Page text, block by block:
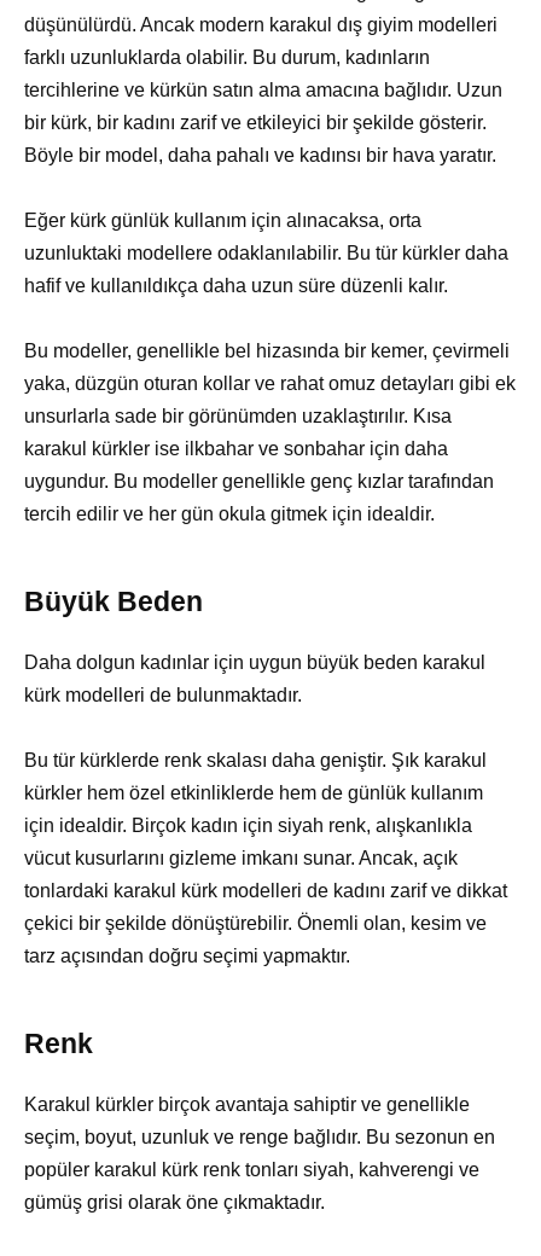
düşünülürdü. Ancak modern karakul dış giyim modelleri
farklı uzunluklarda olabilir. Bu durum, kadınların
tercihlerine ve kürkün satın alma amacına bağlıdır. Uzun
bir kürk, bir kadını zarif ve etkileyici bir şekilde gösterir.
Böyle bir model, daha pahalı ve kadınsı bir hava yaratır.
Eğer kürk günlük kullanım için alınacaksa, orta
uzunluktaki modellere odaklanılabilir. Bu tür kürkler daha
hafif ve kullanıldıkça daha uzun süre düzenli kalır.
Bu modeller, genellikle bel hizasında bir kemer, çevirmeli
yaka, düzgün oturan kollar ve rahat omuz detayları gibi ek
unsurlarla sade bir görünümden uzaklaştırılır. Kısa
karakul kürkler ise ilkbahar ve sonbahar için daha
uygundur. Bu modeller genellikle genç kızlar tarafından
tercih edilir ve her gün okula gitmek için idealdir.
Büyük Beden
Daha dolgun kadınlar için uygun büyük beden karakul
kürk modelleri de bulunmaktadır.
Bu tür kürklerde renk skalası daha geniştir. Şık karakul
kürkler hem özel etkinliklerde hem de günlük kullanım
için idealdir. Birçok kadın için siyah renk, alışkanlıkla
vücut kusurlarını gizleme imkanı sunar. Ancak, açık
tonlardaki karakul kürk modelleri de kadını zarif ve dikkat
çekici bir şekilde dönüştürebilir. Önemli olan, kesim ve
tarz açısından doğru seçimi yapmaktır.
Renk
Karakul kürkler birçok avantaja sahiptir ve genellikle
seçim, boyut, uzunluk ve renge bağlıdır. Bu sezonun en
popüler karakul kürk renk tonları siyah, kahverengi ve
gümüş grisi olarak öne çıkmaktadır.